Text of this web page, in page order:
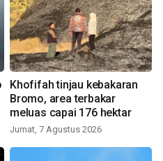
Khofifah tinjau kebakaran
Bromo, area terbakar
meluas capai 176 hektar
Jumat, 7 Agustus 2026